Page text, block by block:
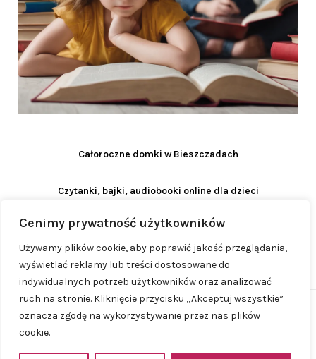
Cenimy prywatność użytkowników
Używamy plików cookie, aby poprawić jakość przeglądania,
wyświetlać reklamy lub treści dostosowane do
indywidualnych potrzeb użytkowników oraz analizować
ruch na stronie. Kliknięcie przycisku „Akceptuj wszystkie”
oznacza zgodę na wykorzystywanie przez nas plików
cookie.
Całoroczne domki w Bieszczadach
Czytanki, bajki, audiobooki online dla dzieci
© 2023 - 2026ProjektMama.pl| Realizacja:
www.woh.group